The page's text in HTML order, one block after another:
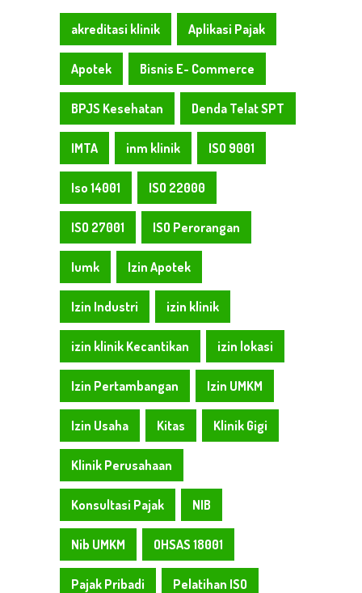
akreditasi klinik Aplikasi Pajak
Apotek Bisnis E- Commerce
BPJS Kesehatan Denda Telat SPT
IMTA inm klinik ISO 9001
Iso 14001 ISO 22000
ISO 27001 ISO Perorangan
Iumk Izin Apotek
Izin Industri izin klinik
izin klinik Kecantikan izin lokasi
Izin Pertambangan Izin UMKM
Izin Usaha Kitas Klinik Gigi
Klinik Perusahaan
Konsultasi Pajak NIB
Nib UMKM OHSAS 18001
Pajak Pribadi Pelatihan ISO